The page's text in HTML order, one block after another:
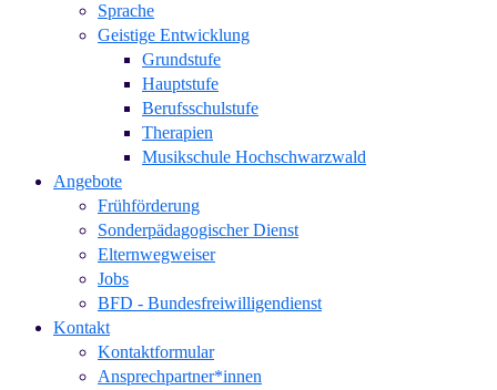
Sprache
Geistige Entwicklung
Grundstufe
Hauptstufe
Berufsschulstufe
Therapien
Musikschule Hochschwarzwald
Angebote
Frühförderung
Sonderpädagogischer Dienst
Elternwegweiser
Jobs
BFD - Bundesfreiwilligendienst
Kontakt
Kontaktformular
Ansprechpartner*innen